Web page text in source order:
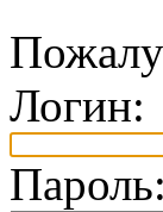
Логин:
Пароль: